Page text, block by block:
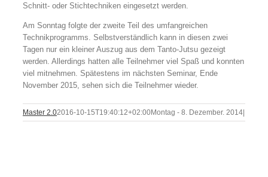
Schnitt- oder Stichtechniken eingesetzt werden.
Am Sonntag folgte der zweite Teil des umfangreichen
Technikprogramms. Selbstverständlich kann in diesen zwei
Tagen nur ein kleiner Auszug aus dem Tanto-Jutsu gezeigt
werden. Allerdings hatten alle Teilnehmer viel Spaß und konnten
viel mitnehmen. Spätestens im nächsten Seminar, Ende
November 2015, sehen sich die Teilnehmer wieder.
Master 2.02016-10-15T19:40:12+02:00Montag - 8. Dezember. 2014|